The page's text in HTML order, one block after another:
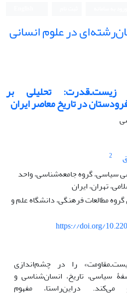
در علوم انسانی
زیست‌ـ‌قدرت: تحلیلی بر
در تاریخ معاصر ایران
2
سیاسی، گروه جامعه‌شناسی، واحد
تهران، ایران
مطالعات فرهنگی، دانشگاه علم و
https://doi.org/
را در چشم‌اندازی
سیاسی، تاریخ، انسان‌شناسی و
دراین‌راستا، مفهوم